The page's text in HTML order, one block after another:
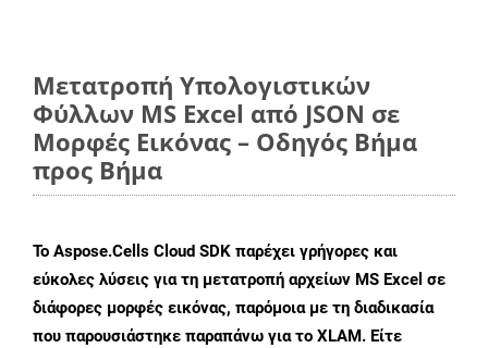
Μετατροπή Υπολογιστικών
Φύλλων MS Excel από JSON σε
Μορφές Εικόνας – Οδηγός Βήμα
προς Βήμα
Το Aspose.Cells Cloud SDK παρέχει γρήγορες και
εύκολες λύσεις για τη μετατροπή αρχείων MS Excel σε
διάφορες μορφές εικόνας, παρόμοια με τη διαδικασία
που παρουσιάστηκε παραπάνω για το XLAM. Είτε